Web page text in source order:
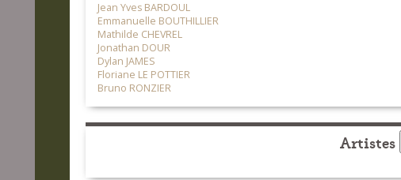
Jean Yves BARDOUL
Emmanuelle BOUTHILLIER
Mathilde CHEVREL
Jonathan DOUR
Dylan JAMES
Floriane LE POTTIER
Bruno RONZIER
Artistes